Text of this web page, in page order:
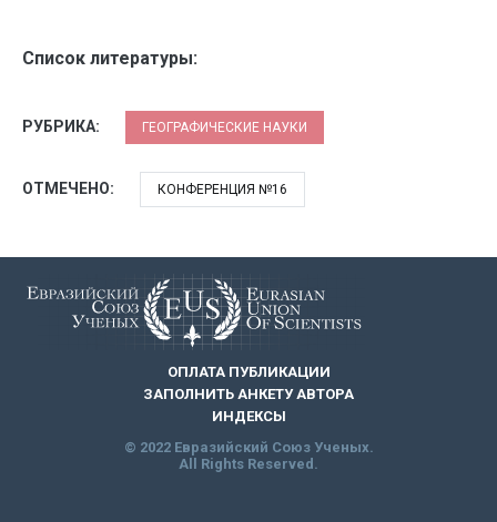
Список литературы:
РУБРИКА: ГЕОГРАФИЧЕСКИЕ НАУКИ
ОТМЕЧЕНО: КОНФЕРЕНЦИЯ №16
ОПЛАТА ПУБЛИКАЦИИ
ЗАПОЛНИТЬ АНКЕТУ АВТОРА
ИНДЕКСЫ
© 2022 Евразийский Союз Ученых.
All Rights Reserved.